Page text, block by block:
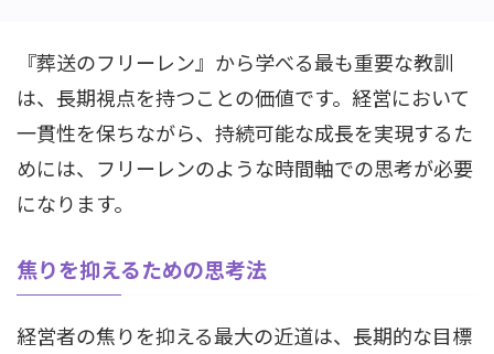
『葬送のフリーレン』から学べる最も重要な教訓
は、長期視点を持つことの価値です。経営において
一貫性を保ちながら、持続可能な成長を実現するた
めには、フリーレンのような時間軸での思考が必要
になります。
焦りを抑えるための思考法
経営者の焦りを抑える最大の近道は、長期的な目標